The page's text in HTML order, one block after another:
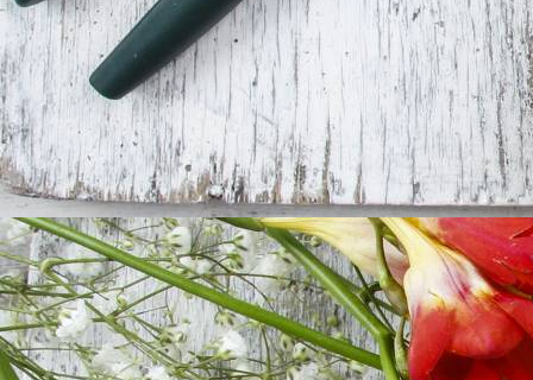
Frühlingsgefühle